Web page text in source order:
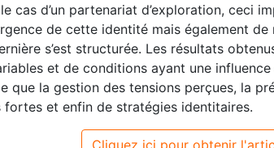
cas d’un partenariat d’exploration, ceci
de cette identité mais également
s’est structurée. Les résultats
et de conditions ayant une
que la gestion des tensions perçues, la
fortes et enfin de stratégies identitaires.
Cliquez ici pour obtenir